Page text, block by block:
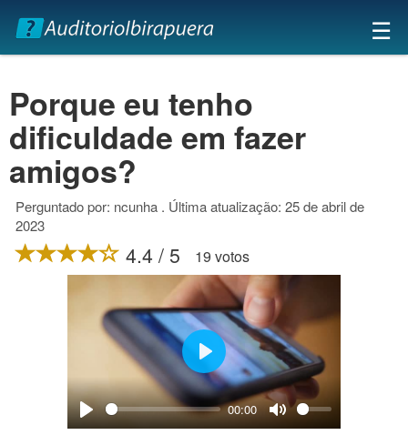
×
☰
Porque eu tenho
dificuldade em fazer
amigos?
Perguntado por: ncunha . Última atualização: 25 de abril de
2023
4.4 / 5 19 votos
Play
00:00
Mute
Play